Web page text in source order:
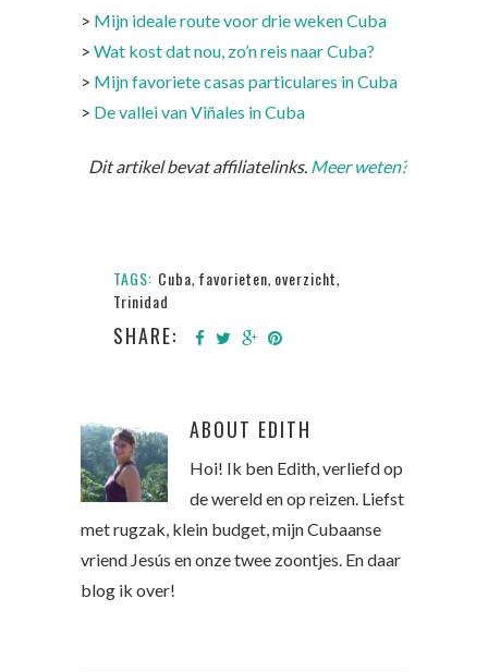
> Mijn ideale route voor drie weken Cuba
> Wat kost dat nou, zo’n reis naar Cuba?
> Mijn favoriete casas particulares in Cuba
> De vallei van Viñales in Cuba
Dit artikel bevat affiliatelinks. Meer weten?
TAGS: Cuba, favorieten, overzicht,
Trinidad
SHARE:
ABOUT EDITH
Hoi! Ik ben Edith, verliefd op
de wereld en op reizen. Liefst
met rugzak, klein budget, mijn Cubaanse
vriend Jesús en onze twee zoontjes. En daar
blog ik over!